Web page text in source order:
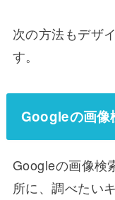
次の方法もデザ
す。
Googleの画像
Googleの画像検
所に、調べたい